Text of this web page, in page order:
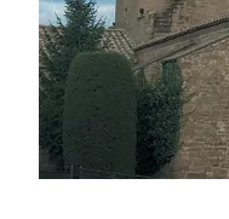
archivo y laCasa de